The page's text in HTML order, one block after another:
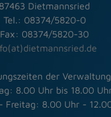
87463 Dietmannsried
Tel.: 08374/5820-0
Fax: 08374/5820-30
der Verwaltung
8.00 Uhr bis 18.00
Freitag: 8.00 Uhr -